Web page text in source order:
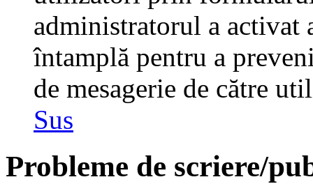
administratorul a activat
întamplă pentru a
de mesagerie de către
Sus
Probleme de scriere/